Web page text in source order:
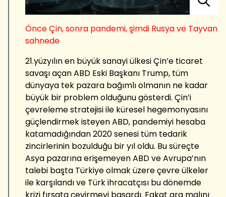
Önce Çin, sonra pandemi, şimdi Rusya ve Tayvan
sahnede
21.yüzyılın en büyük sanayi ülkesi Çin’e ticaret
savaşı açan ABD Eski Başkanı Trump, tüm
dünyaya tek pazara bağımlı olmanın ne kadar
büyük bir problem olduğunu gösterdi. Çin’i
çevreleme stratejisi ile küresel hegemonyasını
güçlendirmek isteyen ABD, pandemiyi hesaba
katamadığından 2020 senesi tüm tedarik
zincirlerinin bozulduğu bir yıl oldu. Bu süreçte
Asya pazarına erişemeyen ABD ve Avrupa’nın
talebi başta Türkiye olmak üzere çevre ülkeler
ile karşılandı ve Türk ihracatçısı bu dönemde